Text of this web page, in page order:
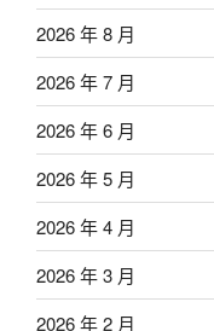
2026 年 8 月
2026 年 7 月
2026 年 6 月
2026 年 5 月
2026 年 4 月
2026 年 3 月
2026 年 2 月